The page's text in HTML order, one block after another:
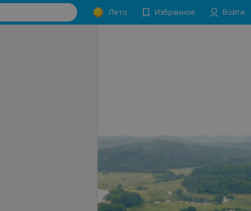
Лето Избранное Войти